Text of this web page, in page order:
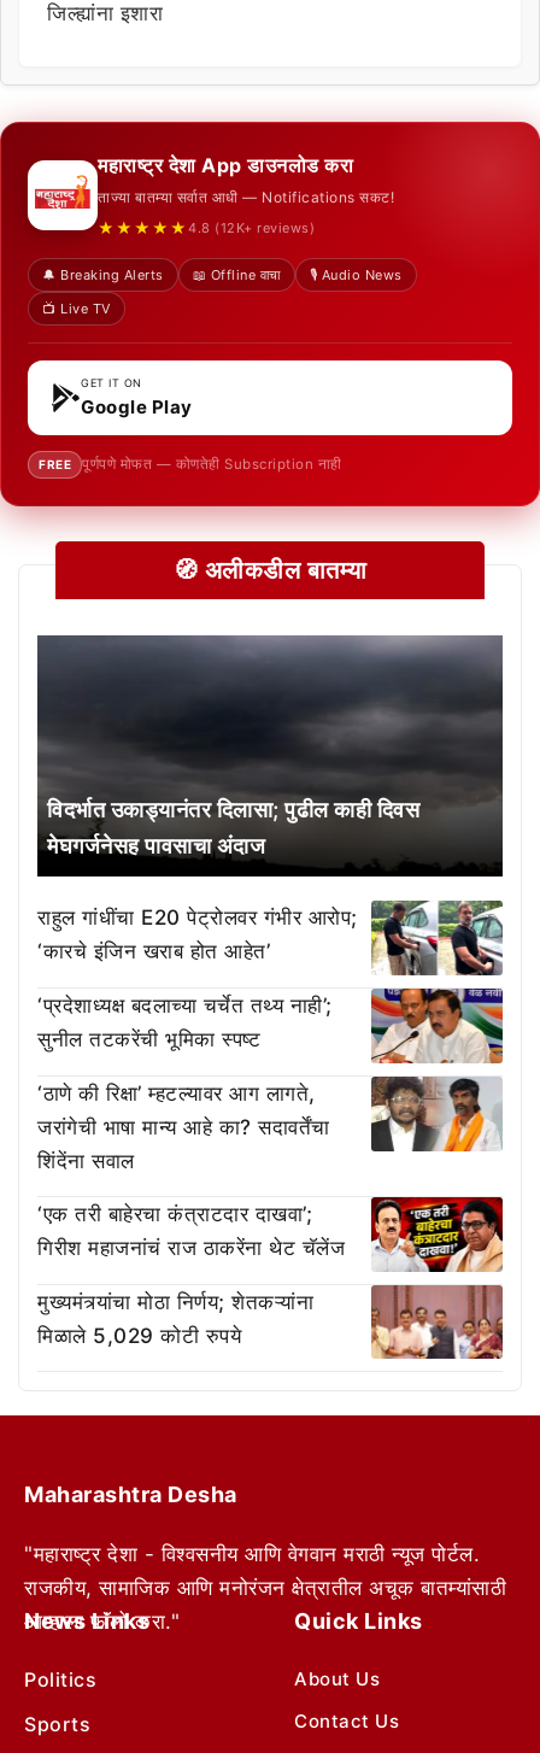
जिल्ह्यांना इशारा
महाराष्ट्र देशा App डाउनलोड करा
ताज्या बातम्या सर्वात आधी — Notifications सकट!
★★★★★ 4.8 (12K+ reviews)
🔔 Breaking Alerts 📖 Offline वाचा
🎙️ Audio News
📺 Live TV
GET IT ON
Google Play
FREE पूर्णपणे मोफत — कोणतेही Subscription नाही
🧭 अलीकडील बातम्या
विदर्भात उकाड्यानंतर दिलासा; पुढील काही दिवस
मेघगर्जनेसह पावसाचा अंदाज
राहुल गांधींचा E20 पेट्रोलवर गंभीर आरोप;
‘कारचे इंजिन खराब होत आहेत’
‘प्रदेशाध्यक्ष बदलाच्या चर्चेत तथ्य नाही’;
सुनील तटकरेंची भूमिका स्पष्ट
‘ठाणे की रिक्षा’ म्हटल्यावर आग लागते,
जरांगेची भाषा मान्य आहे का? सदावर्तेंचा
शिंदेंना सवाल
‘एक तरी बाहेरचा कंत्राटदार दाखवा’;
गिरीश महाजनांचं राज ठाकरेंना थेट चॅलेंज
मुख्यमंत्र्यांचा मोठा निर्णय; शेतकऱ्यांना
मिळाले 5,029 कोटी रुपये
Maharashtra Desha
"महाराष्ट्र देशा - विश्वसनीय आणि वेगवान मराठी न्यूज पोर्टल.
राजकीय, सामाजिक आणि मनोरंजन क्षेत्रातील अचूक बातम्यांसाठी
आम्हाला फॉलो करा."
News Links
Politics
Sports
Quick Links
About Us
Contact Us